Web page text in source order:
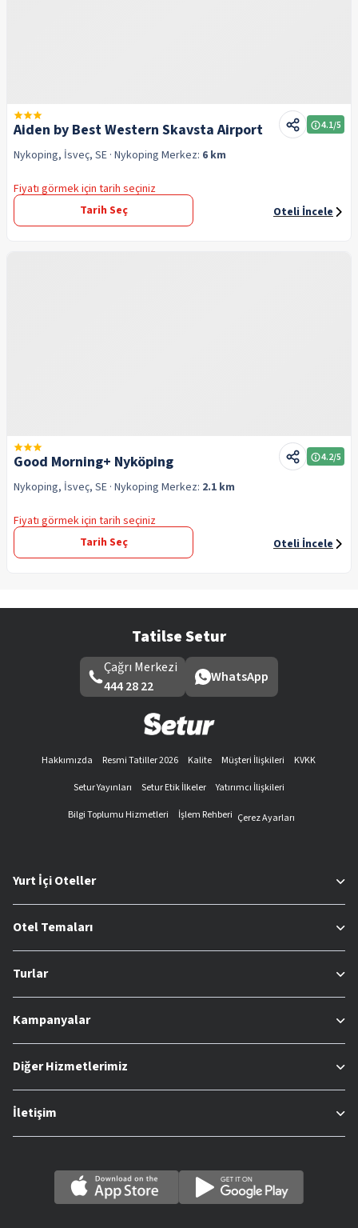
Aiden by Best Western Skavsta Airport 4.1/5
Nykoping, İsveç, SE · Nykoping Merkez: 6 km
Fiyatı görmek için tarih seçiniz
Tarih Seç
Oteli İncele
Good Morning+ Nyköping 4.2/5
Nykoping, İsveç, SE · Nykoping Merkez: 2.1 km
Fiyatı görmek için tarih seçiniz
Tarih Seç
Oteli İncele
Tatilse Setur
Çağrı Merkezi
444 28 22
WhatsApp
Hakkımızda Resmi Tatiller 2026 Kalite Müşteri İlişkileri
KVKK
Setur Yayınları
Setur Etik İlkeler
Yatırımcı İlişkileri
Bilgi Toplumu Hizmetleri
İşlem Rehberi Çerez Ayarları
Yurt İçi Oteller
Otel Temaları
Turlar
Kampanyalar
Diğer Hizmetlerimiz
İletişim